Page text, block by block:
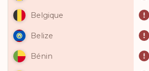
Belgique
Belize
Bénin